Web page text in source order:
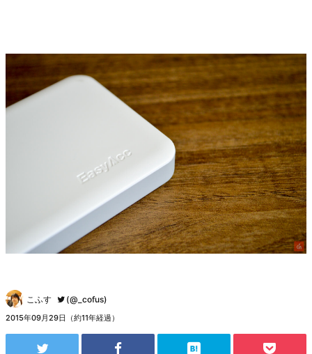
こふす (@_cofus)
2015年09月29日（約11年経過）